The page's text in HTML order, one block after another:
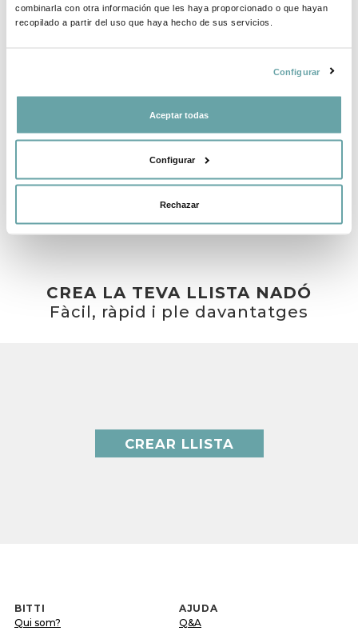
combinarla con otra información que les haya proporcionado o que hayan
recopilado a partir del uso que haya hecho de sus servicios.
Configurar
Aceptar todas
Configurar
Rechazar
COMPARTIR
ALTRES CLIENTS TAMBÉ VAN VEURE
CREA LA TEVA LLISTA NADÓ
Fàcil, ràpid i ple davantatges
CREAR LLISTA
BITTI
Qui som?
AJUDA
Q&A